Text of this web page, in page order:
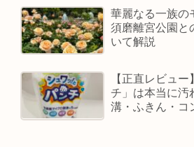
華麗なる一族の
須磨離宮公園と
いて解説
【正直レビュ
チ」は本当に汚
溝・ふきん・コ